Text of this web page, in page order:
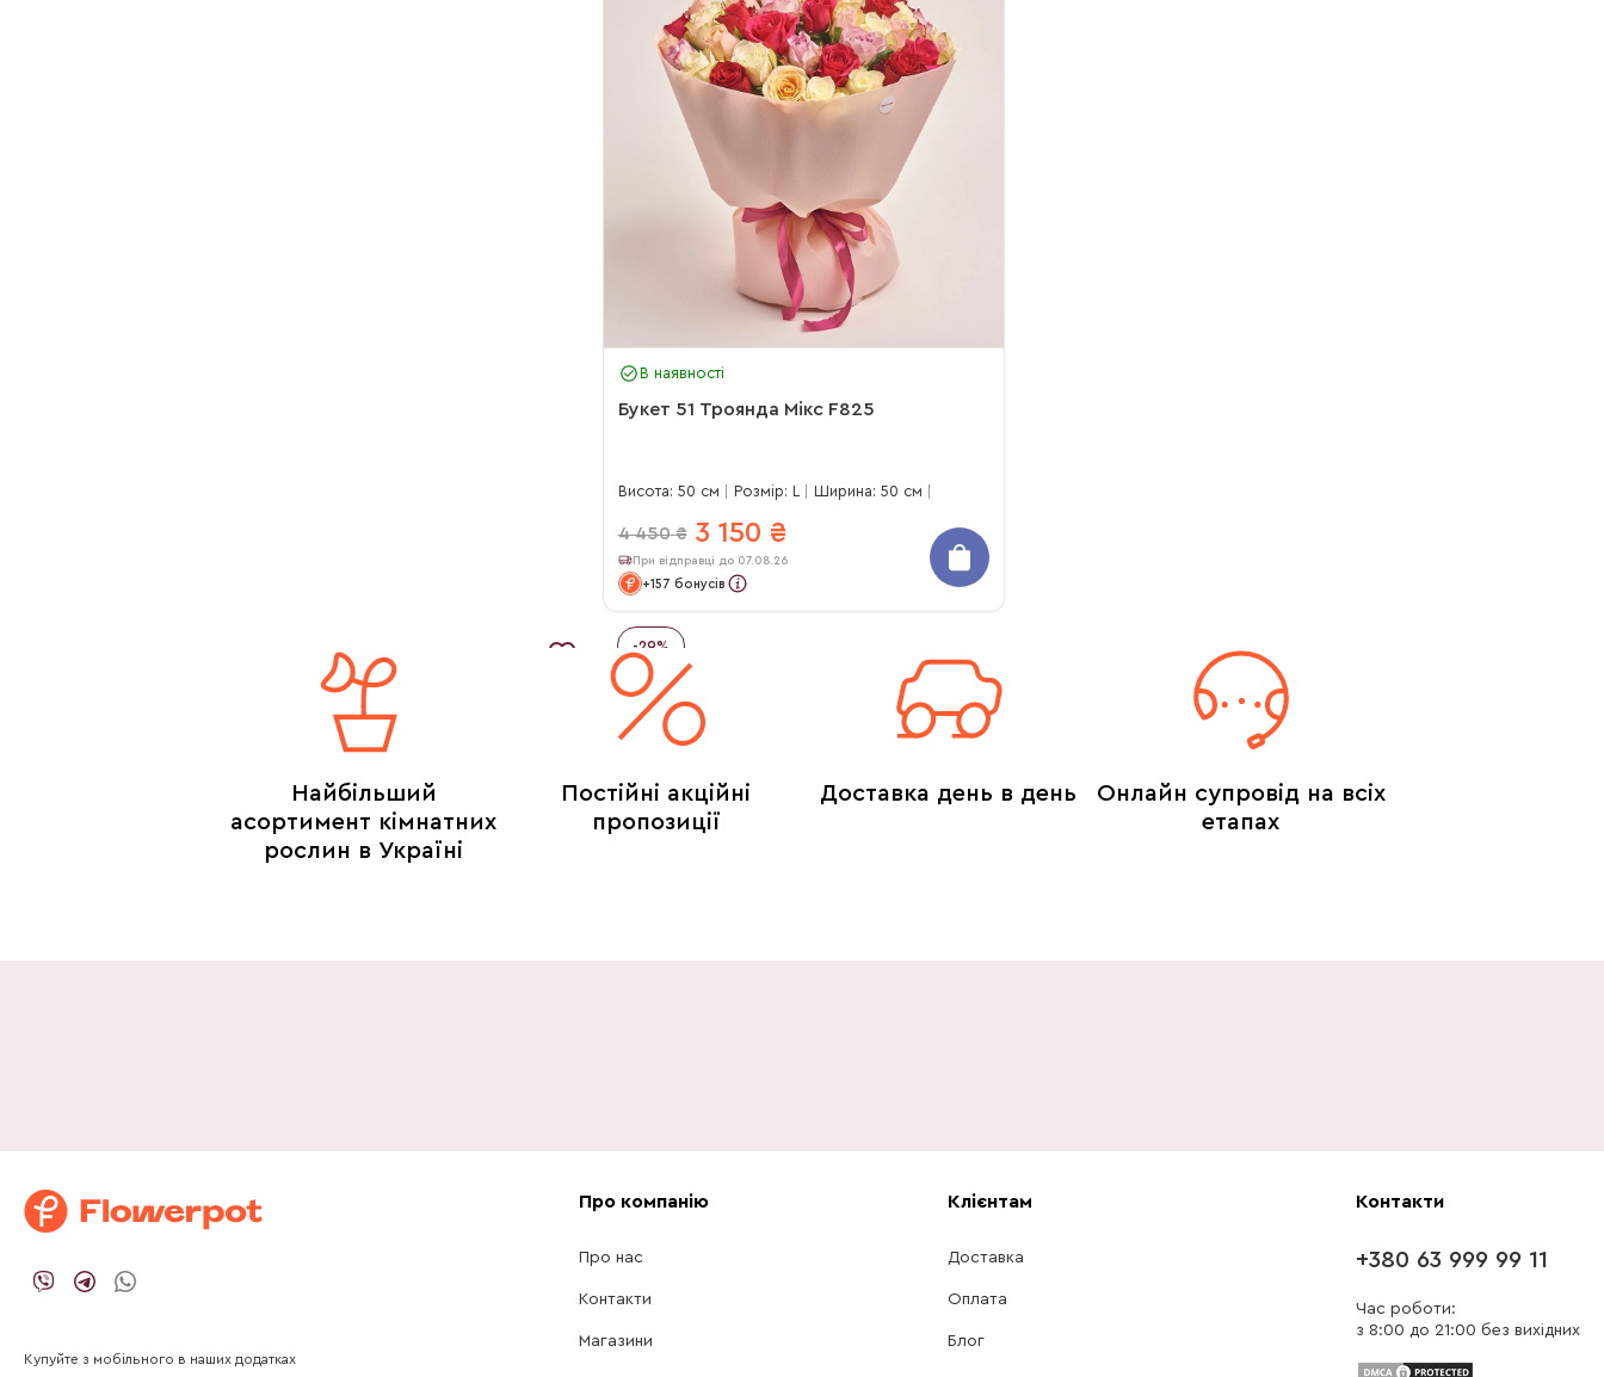
В наявності
Букет 51 Троянда Мікс F825
Висота: 50 см Розмір: L Ширина: 50 см
4 450 ₴ 3 150 ₴
При відправці до 07.08.26
+157 бонусів
-29%
Найбільший
асортимент кімнатних
рослин в Україні
Постійні акційні
пропозиції
Доставка день в день
Онлайн супровід на всіх
етапах
Купуйте з мобільного в наших додатках
Про компанію
Про нас
Контакти
Магазини
Клієнтам
Доставка
Оплата
Блог
Контакти
+380 63 999 99 11
Час роботи:
з 8:00 до 21:00 без вихідних